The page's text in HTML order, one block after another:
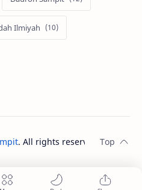
Ilmiyah
Ilmiya
Hadits Iedulfitri
. All rights reserved.